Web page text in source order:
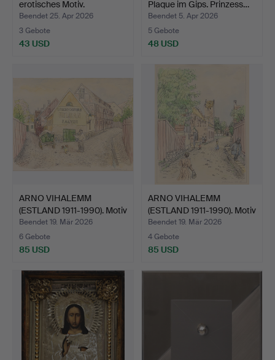
erotisches Motiv.
Beendet 25. Apr 2026
3 Gebote
43 USD
Plaque im Gips. Prinzess…
Beendet 5. Apr 2026
5 Gebote
48 USD
ARNO VIHALEMM
(ESTLAND 1911-1990). Motiv
a…
Beendet 19. Mär 2026
6 Gebote
85 USD
ARNO VIHALEMM
(ESTLAND 1911-1990). Motiv
a…
Beendet 19. Mär 2026
4 Gebote
85 USD